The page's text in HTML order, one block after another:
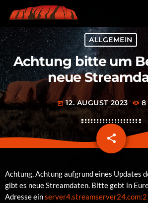
ALLGEMEIN
Achtung bitte um
neue
today 12. AUGUST 2023 8
share
email
Achtung, Achtung aufgrund eines Updates
gibt es neue Streamdaten. Bitte gebt in
Adresse ein